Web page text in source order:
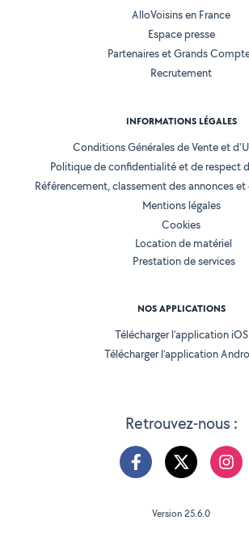
Retrouvez-nous :
AlloVoisins en France
Espace presse
Partenaires et Grands
Recrutement
INFORMATIONS LÉGALES
Conditions Générales de Vente et
Politique de confidentialité et de respect
Référencement, classement des annonces
Mentions légales
Cookies
Location de matériel
Prestation de services
NOS APPLICATIONS
Télécharger l’application iOS
Télécharger l’application
Version 25.6.0